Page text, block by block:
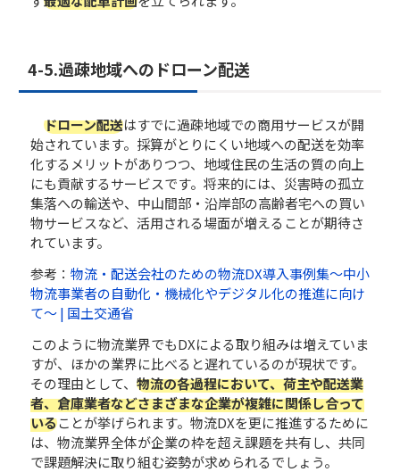
4-5.過疎地域へのドローン配送
ドローン配送はすでに過疎地域での商用サービスが開
始されています。採算がとりにくい地域への配送を効率
化するメリットがありつつ、地域住民の生活の質の向上
にも貢献するサービスです。将来的には、災害時の孤立
集落への輸送や、中山間部・沿岸部の高齢者宅への買い
物サービスなど、活用される場面が増えることが期待さ
れています。
参考： 物流・配送会社のための物流DX導入事例集～中小
物流事業者の自動化・機械化やデジタル化の推進に向け
て～ | 国土交通省
このように物流業界でもDXによる取り組みは増えていま
すが、ほかの業界に比べると遅れているのが現状です。
その理由として、 物流の各過程において、荷主や配送業
者、倉庫業者などさまざまな企業が複雑に関係し合って
いることが挙げられます。物流DXを更に推進するために
は、物流業界全体が企業の枠を超え課題を共有し、共同
で課題解決に取り組む姿勢が求められるでしょう。